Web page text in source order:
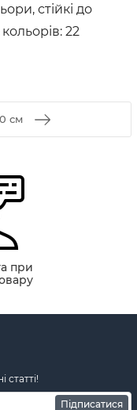
стійкі до
22
см
при
статті!
Підписатися